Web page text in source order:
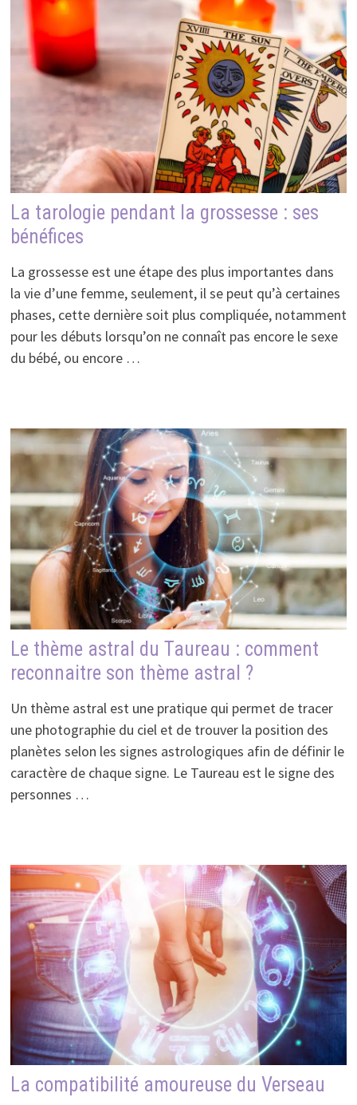
La tarologie pendant la grossesse : ses
bénéfices
La grossesse est une étape des plus importantes dans
la vie d’une femme, seulement, il se peut qu’à certaines
phases, cette dernière soit plus compliquée, notamment
pour les débuts lorsqu’on ne connaît pas encore le sexe
du bébé, ou encore …
Le thème astral du Taureau : comment
reconnaitre son thème astral ?
Un thème astral est une pratique qui permet de tracer
une photographie du ciel et de trouver la position des
planètes selon les signes astrologiques afin de définir le
caractère de chaque signe. Le Taureau est le signe des
personnes …
La compatibilité amoureuse du Verseau